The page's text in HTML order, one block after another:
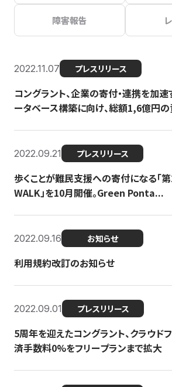
障害報告
2022.11.07 プレスリリース
コングラント、企業の寄付・連携を加
ータベース構築に向け、総額1,6億円
2022.09.21 プレスリリース
歩くことが難民支援への寄付になる「
WALK」を10月開催。Green Ponta...
2022.09.16 お知らせ
利用規約改訂のお知らせ
2022.09.01 プレスリリース
5周年を迎えたコングラント、クラウド
済手数料0%をフリープランまで拡大